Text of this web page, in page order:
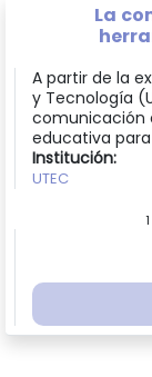
La
A partir de la
y Tecnología
comunicación
educativa para
Institución:
UTEC